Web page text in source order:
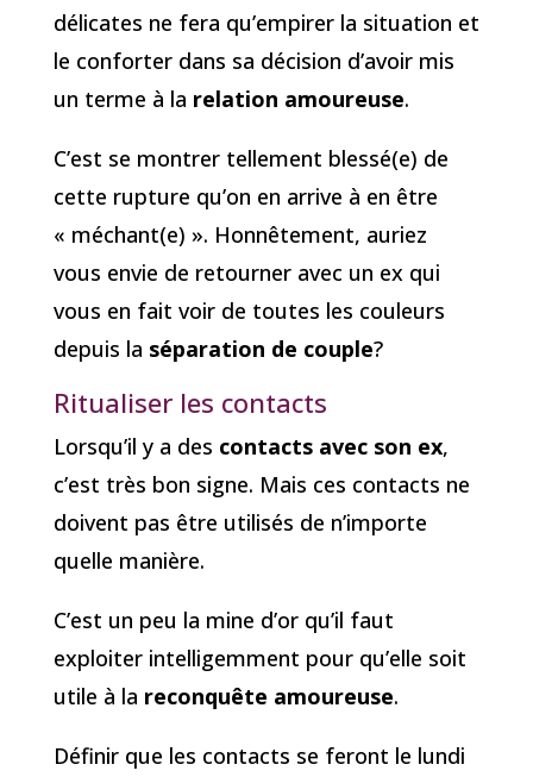
délicates ne fera qu’empirer la situation et
le conforter dans sa décision d’avoir mis
un terme à la relation amoureuse.
C’est se montrer tellement blessé(e) de
cette rupture qu’on en arrive à en être
« méchant(e) ». Honnêtement, auriez
vous envie de retourner avec un ex qui
vous en fait voir de toutes les couleurs
depuis la séparation de couple?
Ritualiser les contacts
Lorsqu’il y a des contacts avec son ex,
c’est très bon signe. Mais ces contacts ne
doivent pas être utilisés de n’importe
quelle manière.
C’est un peu la mine d’or qu’il faut
exploiter intelligemment pour qu’elle soit
utile à la reconquête amoureuse.
Définir que les contacts se feront le lundi